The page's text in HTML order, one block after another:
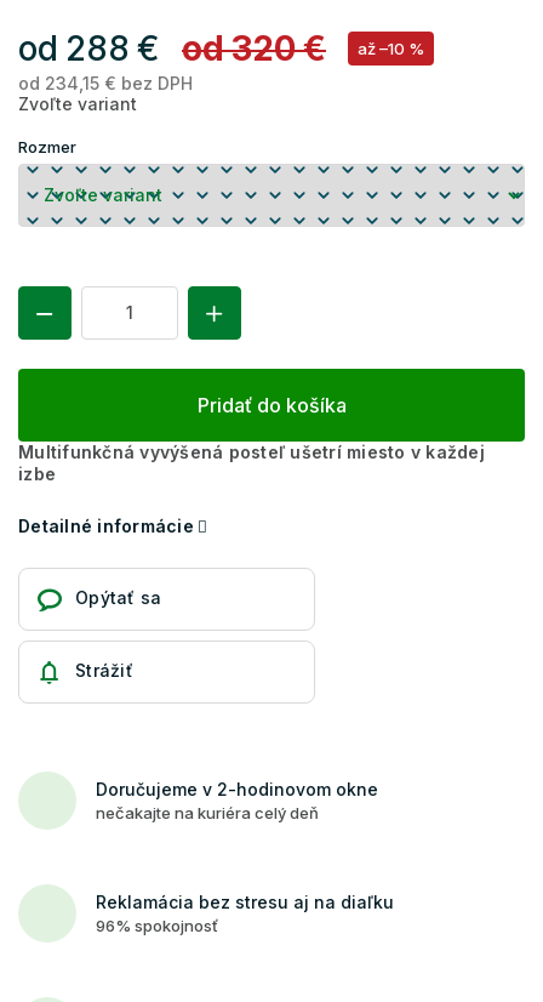
od 320 € až –10 %
od 288 €
od 234,15 € bez DPH
Zvoľte variant
Rozmer
Pridať do košíka
Multifunkčná vyvýšená posteľ ušetrí miesto v každej
izbe
Detailné informácie
Opýtať sa
Strážiť
Doručujeme v 2-hodinovom okne
nečakajte na kuriéra celý deň
Reklamácia bez stresu aj na diaľku
96% spokojnosť